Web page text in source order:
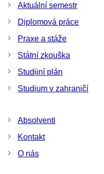
Aktuální semestr
Diplomová práce
Praxe a stáže
Státní zkouška
Studijní plán
Studium v zahraničí
Absolventi
Kontakt
O nás